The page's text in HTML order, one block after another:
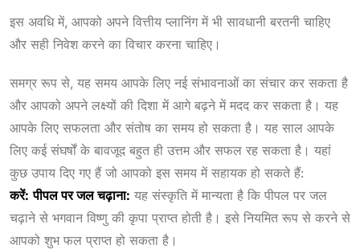
इस अवधि में, आपको अपने वित्तीय प्लानिंग में भी सावधानी बरतनी चाहिए
और सही निवेश करने का विचार करना चाहिए।
समग्र रूप से, यह समय आपके लिए नई संभावनाओं का संचार कर सकता है
और आपको अपने लक्ष्यों की दिशा में आगे बढ़ने में मदद कर सकता है। यह
आपके लिए सफलता और संतोष का समय हो सकता है। यह साल आपके
लिए कई संघर्षों के बावजूद बहुत ही उत्तम और सफल रह सकता है। यहां
कुछ उपाय दिए गए हैं जो आपको इस समय में सहायक हो सकते हैं:
करें: पीपल पर जल चढ़ाना: यह संस्कृति में मान्यता है कि पीपल पर जल
चढ़ाने से भगवान विष्णु की कृपा प्राप्त होती है। इसे नियमित रूप से करने से
आपको शुभ फल प्राप्त हो सकता है।